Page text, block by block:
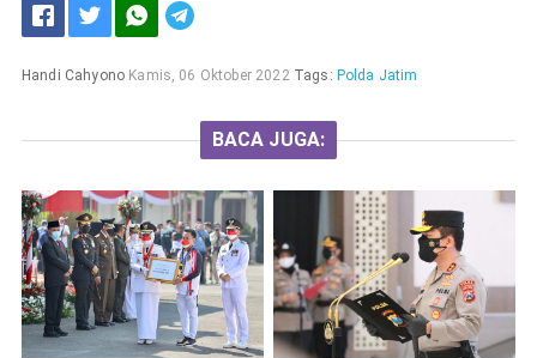
Handi Cahyono Kamis, 06 Oktober 2022 Tags: Polda Jatim
BACA JUGA: